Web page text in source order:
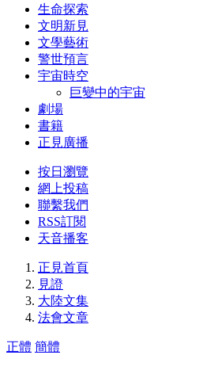
生命探索
文明新見
文學藝術
警世預言
宇宙時空
巨變中的宇宙
劇場
書籍
正見廣播
按日瀏覽
網上投稿
聯繫我們
RSS訂閱
天音播客
正見首頁
見證
大陸文集
法會文章
正體 簡體